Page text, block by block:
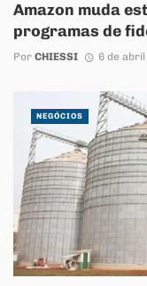
Amazon muda
programas de
Por CHIESSI 6 de
NEGÓCIOS